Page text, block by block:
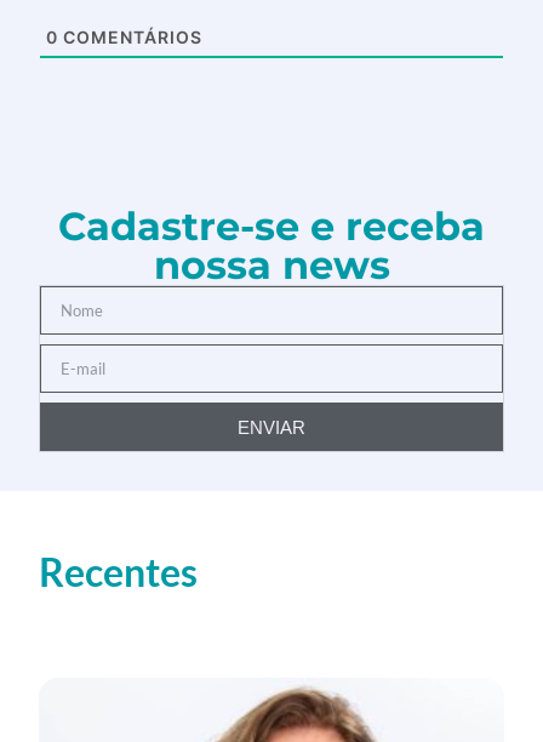
0 COMENTÁRIOS
Cadastre-se e receba
nossa news
ENVIAR
Recentes